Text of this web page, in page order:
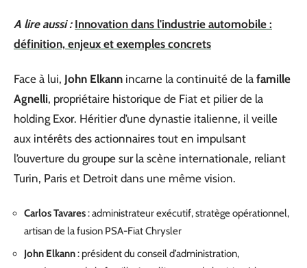
A lire aussi : Innovation dans l'industrie automobile :
définition, enjeux et exemples concrets
Face à lui, John Elkann incarne la continuité de la famille
Agnelli, propriétaire historique de Fiat et pilier de la
holding Exor. Héritier d’une dynastie italienne, il veille
aux intérêts des actionnaires tout en impulsant
l’ouverture du groupe sur la scène internationale, reliant
Turin, Paris et Detroit dans une même vision.
Carlos Tavares: administrateur exécutif, stratège opérationnel,
artisan de la fusion PSA-Fiat Chrysler
John Elkann: président du conseil d’administration,